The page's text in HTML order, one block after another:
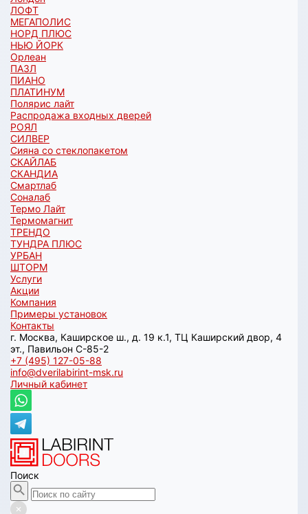
ЛОФТ
МЕГАПОЛИС
НОРД ПЛЮС
НЬЮ ЙОРК
Орлеан
ПАЗЛ
ПИАНО
ПЛАТИНУМ
Полярис лайт
Распродажа входных дверей
РОЯЛ
СИЛВЕР
Сияна со стеклопакетом
СКАЙЛАБ
СКАНДИA
Смартлаб
Соналаб
Термо Лайт
Термомагнит
ТРЕНДО
ТУНДРА ПЛЮС
УРБАН
ШТОРМ
Услуги
Акции
Компания
Примеры установок
Контакты
г. Москва, Каширское ш., д. 19 к.1, ТЦ Каширский двор, 4
эт., Павильон C-85-2
+7 (495) 127-05-88‬
info@dverilabirint-msk.ru
Личный кабинет
Поиск